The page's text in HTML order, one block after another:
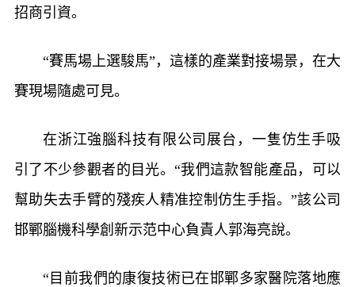
招商引資。
“賽馬場上選駿馬”，這樣的產業對接場景，在大
賽現場隨處可見。
在浙江強腦科技有限公司展台，一隻仿生手吸
引了不少參觀者的目光。“我們這款智能產品，可以
幫助失去手臂的殘疾人精准控制仿生手指。”該公司
邯鄲腦機科學創新示范中心負責人郭海亮說。
“目前我們的康復技術已在邯鄲多家醫院落地應